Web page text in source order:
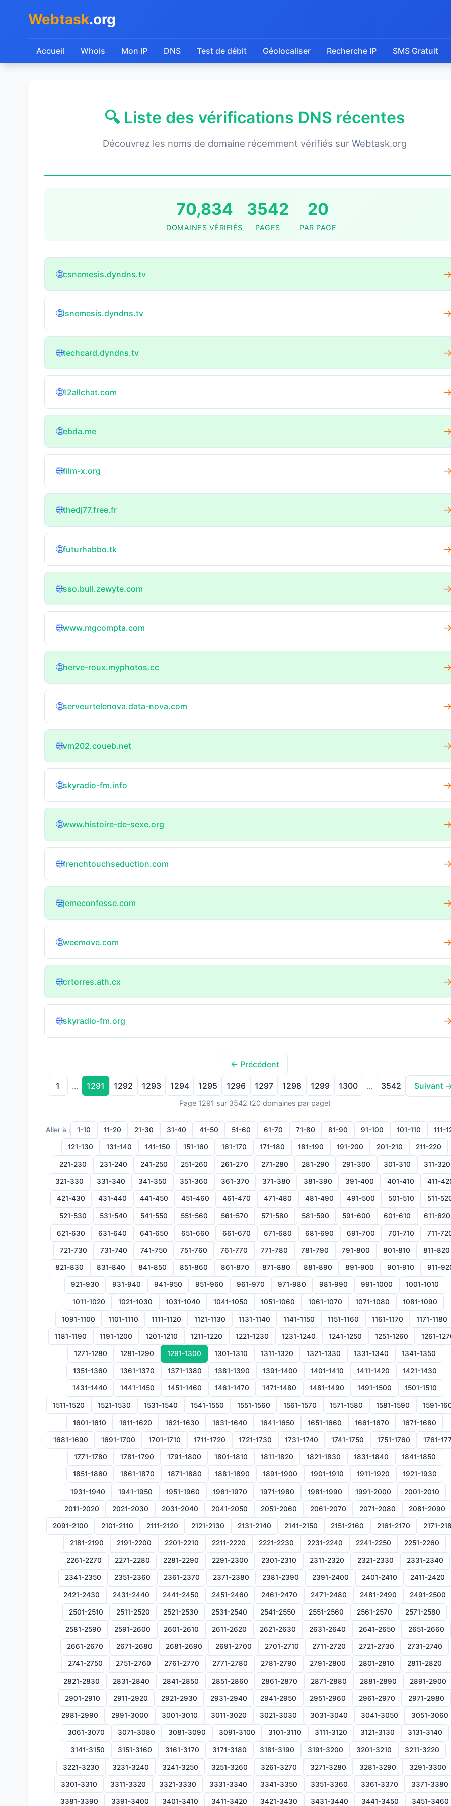
Webtask.org
Accueil Whois Mon IP DNS Test de débit Géolocaliser Recherche IP SMS Gratuit
🔍 Liste des vérifications DNS récentes
Découvrez les noms de domaine récemment vérifiés sur Webtask.org
70,834
DOMAINES VÉRIFIÉS
3542
PAGES
20
PAR PAGE
🌐csnemesis.dyndns.tv →
🌐lsnemesis.dyndns.tv →
🌐techcard.dyndns.tv →
🌐12allchat.com →
🌐ebda.me →
🌐film-x.org →
🌐thedj77.free.fr →
🌐futurhabbo.tk →
🌐sso.bull.zewyte.com →
🌐www.mgcompta.com →
🌐herve-roux.myphotos.cc →
🌐serveurtelenova.data-nova.com →
🌐vm202.coueb.net →
🌐skyradio-fm.info →
🌐www.histoire-de-sexe.org →
🌐frenchtouchseduction.com →
🌐jemeconfesse.com →
🌐weemove.com →
🌐crtorres.ath.cx →
🌐skyradio-fm.org →
← Précédent
1 ... 1291 1292 1293 1294 1295 1296 1297 1298 1299 1300 ... 3542 Suivant
Page 1291 sur 3542 (20 domaines par page)
Aller à : 1-10 11-20 21-30 31-40 41-50 51-60 61-70 71-80 81-90 91-100 101-110 111-
121-130 131-140 141-150 151-160 161-170 171-180 181-190 191-200 201-210 211-220
221-230 231-240 241-250 251-260 261-270 271-280 281-290 291-300 301-310 311-320
321-330 331-340 341-350 351-360 361-370 371-380 381-390 391-400 401-410 411-
421-430 431-440 441-450 451-460 461-470 471-480 481-490 491-500 501-510 511-
521-530 531-540 541-550 551-560 561-570 571-580 581-590 591-600 601-610 611-620
621-630 631-640 641-650 651-660 661-670 671-680 681-690 691-700 701-710 711-
721-730 731-740 741-750 751-760 761-770 771-780 781-790 791-800 801-810 811-820
821-830 831-840 841-850 851-860 861-870 871-880 881-890 891-900 901-910 911-
921-930 931-940 941-950 951-960 961-970 971-980 981-990 991-1000 1001-1010
1011-1020 1021-1030 1031-1040 1041-1050 1051-1060 1061-1070 1071-1080 1081-1090
1091-1100 1101-1110 1111-1120 1121-1130 1131-1140 1141-1150 1151-1160 1161-1170 1171-1180
1181-1190 1191-1200 1201-1210 1211-1220 1221-1230 1231-1240 1241-1250 1251-1260 1261-
1271-1280 1281-1290 1291-1300 1301-1310 1311-1320 1321-1330 1331-1340 1341-1350
1351-1360 1361-1370 1371-1380 1381-1390 1391-1400 1401-1410 1411-1420 1421-1430
1431-1440 1441-1450 1451-1460 1461-1470 1471-1480 1481-1490 1491-1500 1501-1510
1511-1520 1521-1530 1531-1540 1541-1550 1551-1560 1561-1570 1571-1580 1581-1590 1591-
1601-1610 1611-1620 1621-1630 1631-1640 1641-1650 1651-1660 1661-1670 1671-1680
1681-1690 1691-1700 1701-1710 1711-1720 1721-1730 1731-1740 1741-1750 1751-1760 1761-
1771-1780 1781-1790 1791-1800 1801-1810 1811-1820 1821-1830 1831-1840 1841-1850
1851-1860 1861-1870 1871-1880 1881-1890 1891-1900 1901-1910 1911-1920 1921-1930
1931-1940 1941-1950 1951-1960 1961-1970 1971-1980 1981-1990 1991-2000 2001-2010
2011-2020 2021-2030 2031-2040 2041-2050 2051-2060 2061-2070 2071-2080 2081-2090
2091-2100 2101-2110 2111-2120 2121-2130 2131-2140 2141-2150 2151-2160 2161-2170 2171-
2181-2190 2191-2200 2201-2210 2211-2220 2221-2230 2231-2240 2241-2250 2251-2260
2261-2270 2271-2280 2281-2290 2291-2300 2301-2310 2311-2320 2321-2330 2331-2340
2341-2350 2351-2360 2361-2370 2371-2380 2381-2390 2391-2400 2401-2410 2411-2420
2421-2430 2431-2440 2441-2450 2451-2460 2461-2470 2471-2480 2481-2490 2491-2500
2501-2510 2511-2520 2521-2530 2531-2540 2541-2550 2551-2560 2561-2570 2571-2580
2581-2590 2591-2600 2601-2610 2611-2620 2621-2630 2631-2640 2641-2650 2651-2660
2661-2670 2671-2680 2681-2690 2691-2700 2701-2710 2711-2720 2721-2730 2731-2740
2741-2750 2751-2760 2761-2770 2771-2780 2781-2790 2791-2800 2801-2810 2811-2820
2821-2830 2831-2840 2841-2850 2851-2860 2861-2870 2871-2880 2881-2890 2891-2900
2901-2910 2911-2920 2921-2930 2931-2940 2941-2950 2951-2960 2961-2970 2971-2980
2981-2990 2991-3000 3001-3010 3011-3020 3021-3030 3031-3040 3041-3050 3051-3060
3061-3070 3071-3080 3081-3090 3091-3100 3101-3110 3111-3120 3121-3130 3131-3140
3141-3150 3151-3160 3161-3170 3171-3180 3181-3190 3191-3200 3201-3210 3211-3220
3221-3230 3231-3240 3241-3250 3251-3260 3261-3270 3271-3280 3281-3290 3291-3300
3301-3310 3311-3320 3321-3330 3331-3340 3341-3350 3351-3360 3361-3370 3371-3380
3381-3390 3391-3400 3401-3410 3411-3420 3421-3430 3431-3440 3441-3450 3451-3460